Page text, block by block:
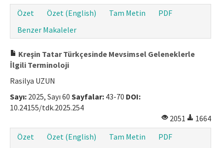
Özet
Özet (English) Tam Metin
PDF
Benzer Makaleler
Kreşin Tatar Türkçesinde Mevsimsel Geleneklerle
İlgili Terminoloji
Rasilya UZUN
Sayı: 2025, Sayı 60 Sayfalar: 43-70 DOI:
10.24155/tdk.2025.254
2051
1664
Özet
Özet (English) Tam Metin PDF